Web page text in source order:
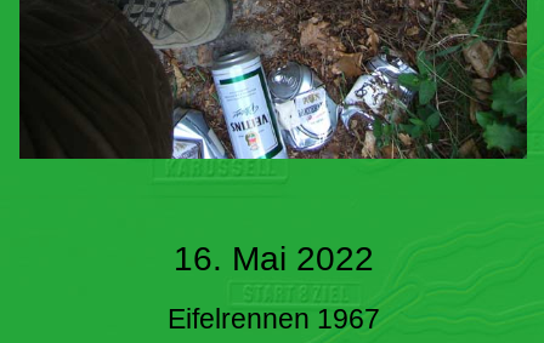
16. Mai 2022
Eifelrennen 1967